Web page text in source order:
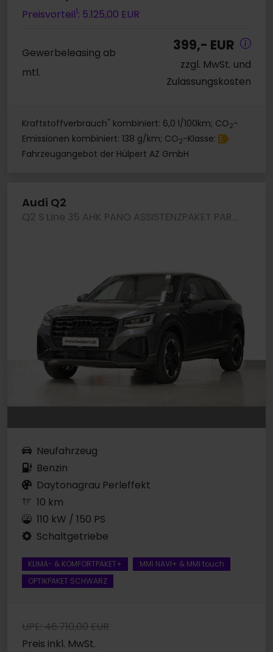
Preisvorteil1: 5.125,00 EUR
Gewerbeleasing ab
mtl.
399,- EUR
zzgl. MwSt. und
Zulassungskosten
Kraftstoffverbrauch* kombiniert: 6,0 l/100km; CO2-
Emissionen kombiniert: 138 g/km; CO2-Klasse: E
Fahrzeugangebot der Hülpert AZ GmbH
Audi Q2
Q2 S Line 35 AHK PANO ASSISTENZPAKET PARKEN LM18
Neufahrzeug
Benzin
Daytonagrau Perleffekt
10 km
110 kW / 150 PS
Schaltgetriebe
KLIMA- & KOMFORTPAKET+
MMI NAVI+ & MMI touch
OPTIKPAKET SCHWARZ
UPE: 46.710,00 EUR
Preis inkl. MwSt.